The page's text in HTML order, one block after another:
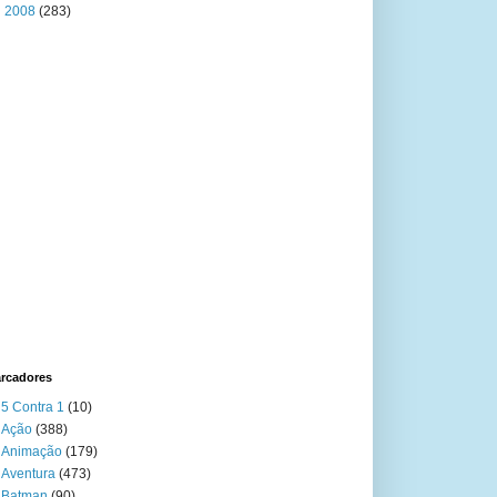
2008 (283)
5 Contra 1 (10)
Ação (388)
Animação (179)
Aventura (473)